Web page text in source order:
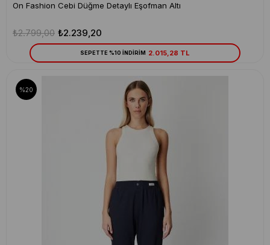
On Fashion Cebi Düğme Detaylı Eşofman Altı
₺2.239,20
₺2.799,00
SEPETTE %10 İNDİRİM 2.015,28 TL
%20